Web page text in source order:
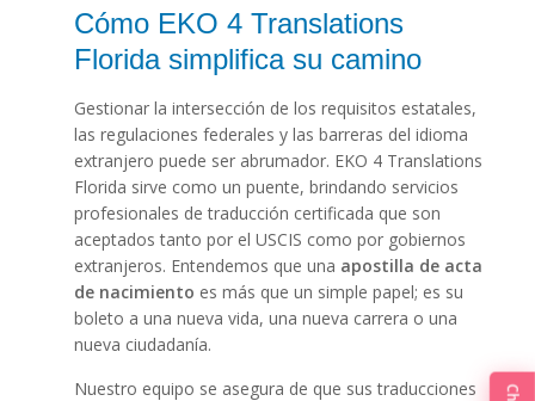
Cómo EKO 4 Translations
Florida simplifica su camino
Gestionar la intersección de los requisitos estatales,
las regulaciones federales y las barreras del idioma
extranjero puede ser abrumador. EKO 4 Translations
Florida sirve como un puente, brindando servicios
profesionales de traducción certificada que son
aceptados tanto por el USCIS como por gobiernos
extranjeros. Entendemos que una apostilla de acta
de nacimiento es más que un simple papel; es su
boleto a una nueva vida, una nueva carrera o una
nueva ciudadanía.
Nuestro equipo se asegura de que sus traducciones